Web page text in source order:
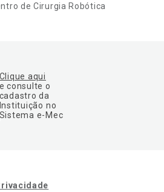
de Cirurgia Robótica
Clique aqui
e consulte o
cadastro da
Instituição no
Sistema e-Mec